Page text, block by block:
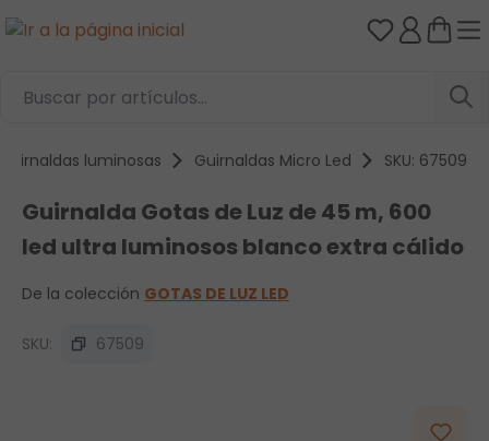
Saltar al contenido principal Tienes 0
Guirnaldas luminosas Guirnaldas Micro Led SKU: 67509
Guirnalda Gotas de Luz de 45 m, 600
led ultra luminosos blanco extra cálido
De la colección GOTAS DE LUZ LED
SKU: 67509